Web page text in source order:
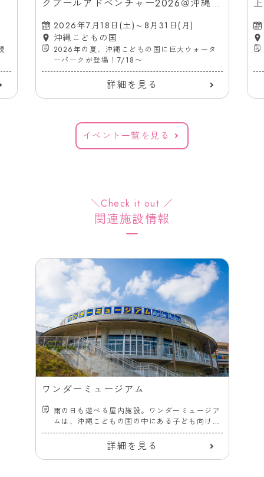
クプールアドベンチャー2026＠沖縄こ
2026年7月18日(土)～8月31日(月)
沖縄こどもの国
2026年の夏、沖縄こどもの国に巨大ウォータ
ーパークが登場！7/18〜
詳細を見る
イベント一覧を見る
＼Check it out ／
関連施設情報
ワンダーミュージアム
雨の日も遊べる屋内施設。ワンダーミュージア
ムは、沖縄こどもの国の中にある子ども向け博
物館。
詳細を見る